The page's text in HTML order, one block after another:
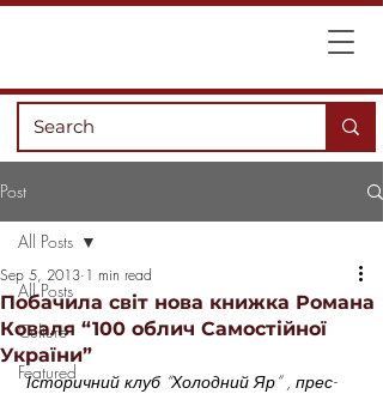
Post
All Posts
Culture
Featured
All Posts
Побачила світ нова книжка Романа
Коваля “100 облич Самостійної
України”
Sep 5, 2013 1 min read
Історичний клуб “Холодний Яр” , прес-